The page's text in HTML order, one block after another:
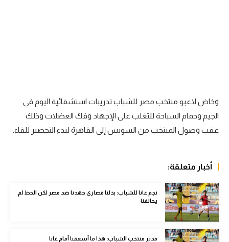
كرة يد
كرة طائرة
في المونديال
رياضة نسائية
آسيا
أمريكا
وخاض لاعبو منتخب مصر للشباب تدريبات استشفائية اليوم فى
الجيم وحمام السباحة للتغلب على الإجهاد وفك العضلات وذلك
عقب وصول المنتخب من السويس إلى القاهرة لبدء التحضير للقاء.
أخبار متعلقة:
نجم غانا للشباب: بذلنا قصارى جهدنا ضد مصر لكن الحظ لم
يحالفنا
مدير منتخب الشباب: هذا ما أسعفنا أمام غانا